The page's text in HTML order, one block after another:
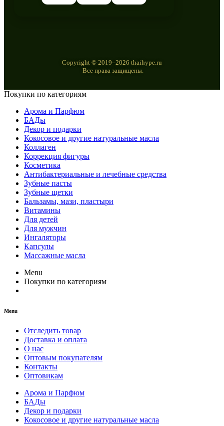
Copyright © 2019–2026 thaihype.ru
Все права защищены.
Покупки по категориям
Арома и Парфюм
БАДы
Декор и подарки
Кокосовое и другие натуральные масла
Коллаген
Коррекция фигуры
Косметика
Антибактериальные и лечебные средства
Зубные пасты
Зубные щетки
Бальзамы, мази, пластыри
Витамины
Для детей
Для мужчин
Ингаляторы
Капсулы
Массажные масла
Menu
Покупки по категориям
Menu
Отследить товар
Доставка и оплата
О нас
Оптовым покупателям
Контакты
Оптовикам
Арома и Парфюм
БАДы
Декор и подарки
Кокосовое и другие натуральные масла